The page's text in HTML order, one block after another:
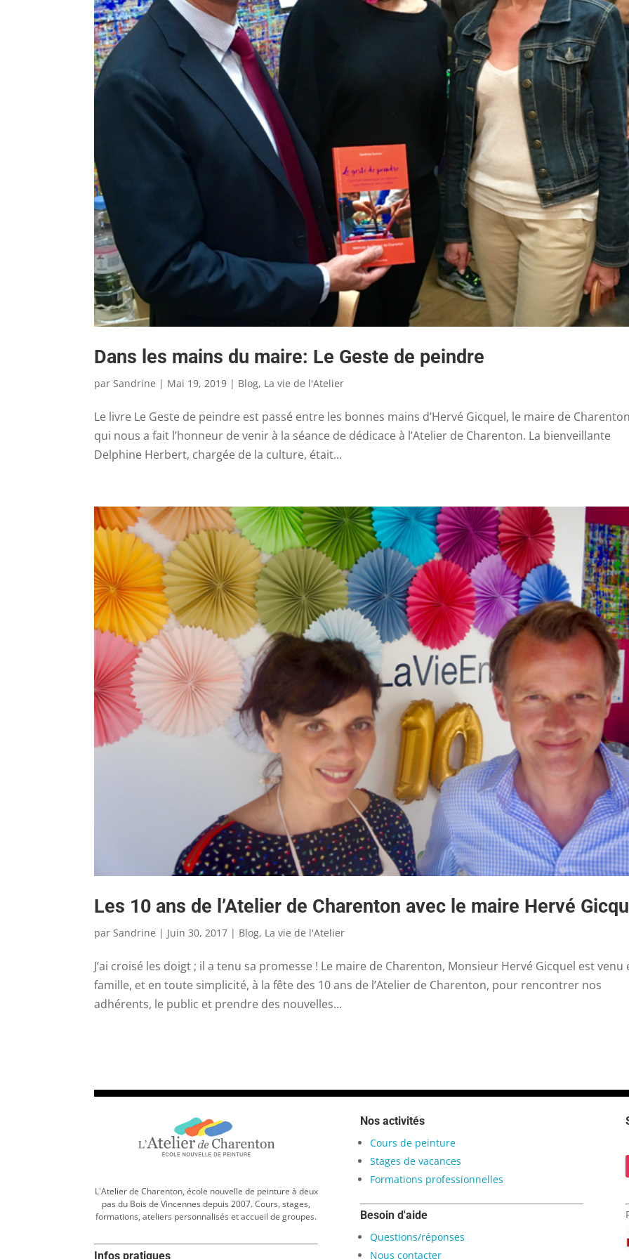
Dans les mains du maire: Le Geste de peindre
par Sandrine | Mai 19, 2019 | Blog, La vie de l'Atelier
Le livre Le Geste de peindre est passé entre les bonnes mains d’Hervé Gicquel, le maire de
qui nous a fait l’honneur de venir à la séance de dédicace à l’Atelier de Charenton. La bienveillante
Delphine Herbert, chargée de la culture, était...
Les 10 ans de l’Atelier de Charenton avec le maire Hervé
parSandrine | Juin 30, 2017 | Blog, La vie de l'Atelier
J’ai croisé les doigt ; il a tenu sa promesse ! Le maire de Charenton, Monsieur Hervé Gicquel est venu
famille, et en toute simplicité, à la fête des 10 ans de l’Atelier de Charenton, pour rencontrer nos
adhérents, le public et prendre des nouvelles...
L'Atelier de Charenton, école nouvelle de peinture à deux
pas du Bois de Vincennes depuis 2007. Cours, stages,
formations, ateliers personnalisés et accueil de groupes.
Infos pratiques
Nos activités
Cours de peinture
Stages de vacances
Formations professionnelles
Besoin d'aide
Questions/réponses
Nous contacter